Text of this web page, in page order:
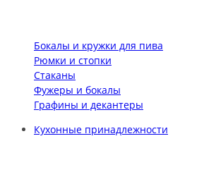
Бокалы и кружки для пива
Рюмки и стопки
Стаканы
Фужеры и бокалы
Графины и декантеры
Кухонные принадлежности